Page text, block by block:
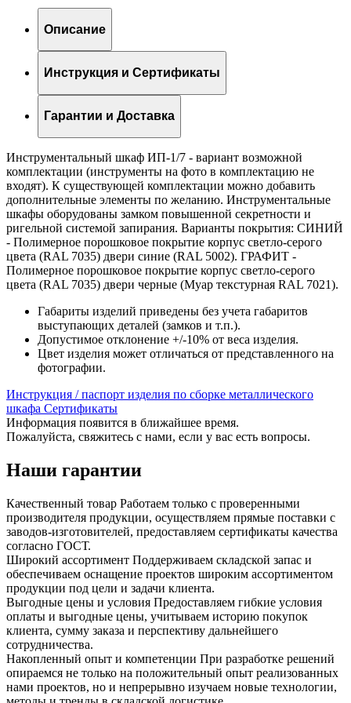
Описание
Инструкция и Сертификаты
Гарантии и Доставка
Инструментальный шкаф ИП-1/7 - вариант возможной
комплектации (инструменты на фото в комплектацию не
входят). К существующей комплектации можно добавить
дополнительные элементы по желанию. Инструментальные
шкафы оборудованы замком повышенной секретности и
ригельной системой запирания. Варианты покрытия: СИНИЙ
- Полимерное порошковое покрытие корпус светло-серого
цвета (RAL 7035) двери синие (RAL 5002). ГРАФИТ -
Полимерное порошковое покрытие корпус светло-серого
цвета (RAL 7035) двери черные (Муар текстурная RAL 7021).
Габариты изделий приведены без учета габаритов
выступающих деталей (замков и т.п.).
Допустимое отклонение +/-10% от веса изделия.
Цвет изделия может отличаться от представленного на
фотографии.
Инструкция / паспорт изделия по сборке металлического
шкафа Сертификаты
Информация появится в ближайшее время.
Пожалуйста, свяжитесь с нами, если у вас есть вопросы.
Наши гарантии
Качественный товар Работаем только с проверенными
производителя продукции, осуществляем прямые поставки с
заводов-изготовителей, предоставляем сертификаты качества
согласно ГОСТ.
Широкий ассортимент Поддерживаем складской запас и
обеспечиваем оснащение проектов широким ассортиментом
продукции под цели и задачи клиента.
Выгодные цены и условия Предоставляем гибкие условия
оплаты и выгодные цены, учитываем историю покупок
клиента, сумму заказа и перспективу дальнейшего
сотрудничества.
Накопленный опыт и компетенции При разработке решений
опираемся не только на положительный опыт реализованных
нами проектов, но и непрерывно изучаем новые технологии,